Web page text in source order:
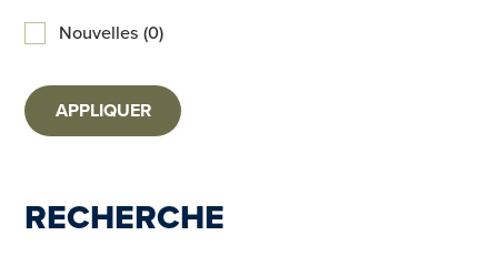
Nouvelles (0)
APPLIQUER
RECHERCHE